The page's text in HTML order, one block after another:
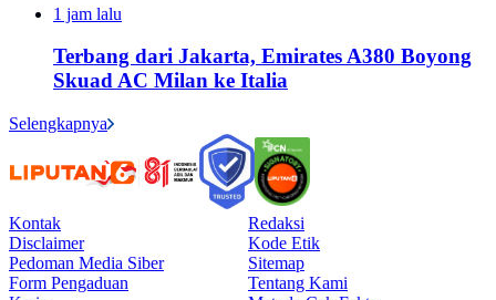
1 jam lalu
Terbang dari Jakarta, Emirates A380 Boyong
Skuad AC Milan ke Italia
Selengkapnya
Kontak
Redaksi
Disclaimer
Kode Etik
Pedoman Media Siber
Sitemap
Form Pengaduan
Tentang Kami